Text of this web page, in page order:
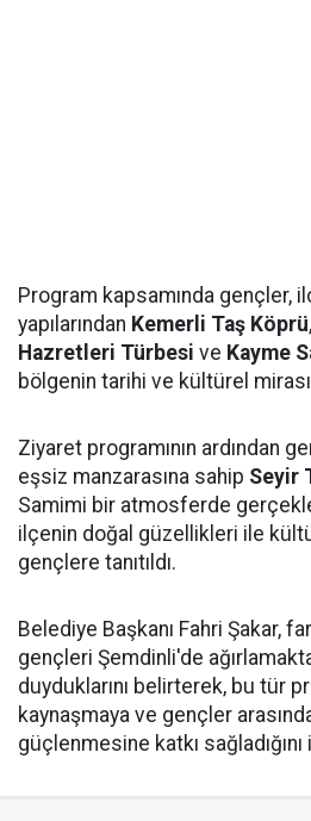
Program kapsamında gençler,
yapılarından Kemerli Taş Köprü,
Hazretleri Türbesi ve Kayme
bölgenin tarihi ve kültürel mirası
Ziyaret programının ardından
eşsiz manzarasına sahip Seyir
Samimi bir atmosferde
ilçenin doğal güzellikleri ile
gençlere tanıtıldı.
Belediye Başkanı Fahri Şakar,
gençleri Şemdinli'de
duyduklarını belirterek, bu tür
kaynaşmaya ve gençler
güçlenmesine katkı